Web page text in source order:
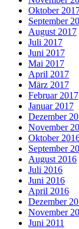
Oktober
September
August 2017
Juli 2017
Juni 2017
Mai 2017
April 2017
März 2017
Februar 2017
Januar 2017
Dezember
November
Oktober
September
August 2016
Juli 2016
Juni 2016
April 2016
Dezember
November
Juni 2011